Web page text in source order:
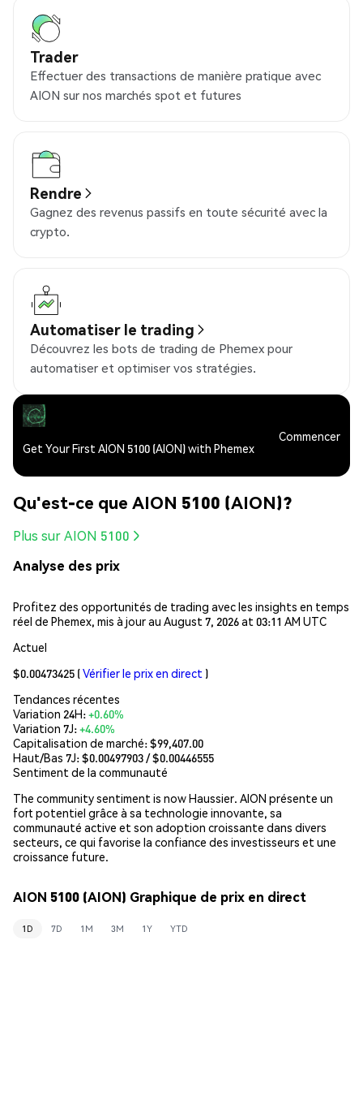
Trader
Effectuer des transactions de manière pratique avec
AION sur nos marchés spot et futures
Rendre
Gagnez des revenus passifs en toute sécurité avec la
crypto.
Automatiser le trading
Découvrez les bots de trading de Phemex pour
automatiser et optimiser vos stratégies.
Get Your First AION 5100 (AION) with Phemex
Commencer
Qu'est-ce que AION 5100 (AION)?
Plus sur AION 5100
Analyse des prix
Profitez des opportunités de trading avec les insights en temps
réel de Phemex, mis à jour au August 7, 2026 at 03:11 AM UTC
Actuel
$0.00473425 (Vérifier le prix en direct )
Tendances récentes
Variation 24H:+0.60%
Variation 7J:+4.60%
Capitalisation de marché:$99,407.00
Haut/Bas 7J: $0.00497903/ $0.00446555
Sentiment de la communauté
The community sentiment is now Haussier. AION présente un
fort potentiel grâce à sa technologie innovante, sa
communauté active et son adoption croissante dans divers
secteurs, ce qui favorise la confiance des investisseurs et une
croissance future.
AION 5100 (AION) Graphique de prix en direct
1D 7D 1M 3M 1Y YTD